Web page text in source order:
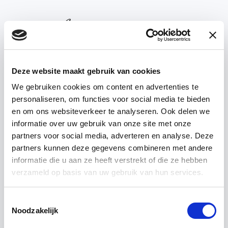
Deze website maakt gebruik van cookies
We gebruiken cookies om content en advertenties te
personaliseren, om functies voor social media te bieden
en om ons websiteverkeer te analyseren. Ook delen we
informatie over uw gebruik van onze site met onze
partners voor social media, adverteren en analyse. Deze
partners kunnen deze gegevens combineren met andere
informatie die u aan ze heeft verstrekt of die ze hebben
verzameld op basis van uw gebruik van hun services.
Noodzakelijk
’T ACHTERHUIS —REALIZATIONS
Interior projects
‘t Achterhuis is a true candy store